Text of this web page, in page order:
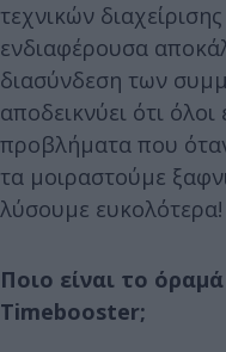
τεχνικών
ενδιαφέρουσα
διασύνδεση των
αποδεικνύει ότι
προβλήματα που
τα μοιραστούμε
λύσουμε ευκολότερα!
Ποιο είναι το
Timebooster;